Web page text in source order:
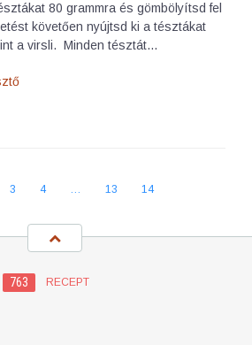
80 grammra és gömbölyítsd fel
követően nyújtsd ki a tésztákat
a virsli. Minden tésztát…
3 4 … 13 14
763 RECEPT